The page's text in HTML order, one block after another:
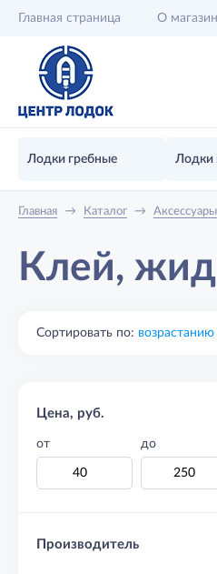
Главная страница О
Лодки гребные Лодки
Главная → Каталог →
Клей,
Сортировать по:
Цена, руб.
от до
Производитель